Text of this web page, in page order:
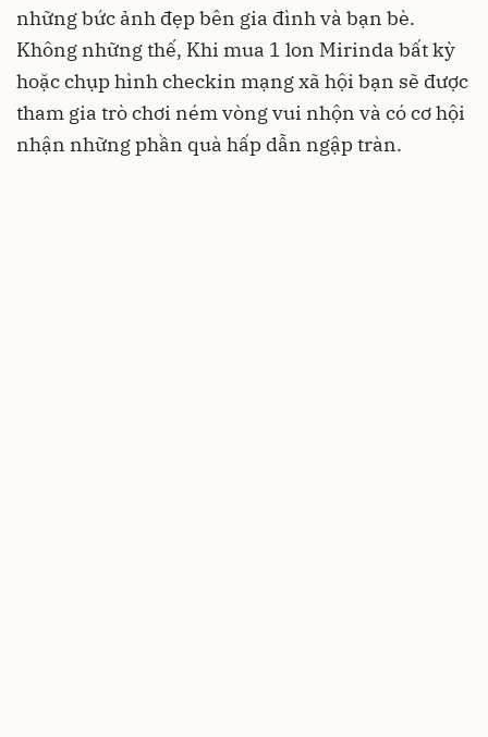
những bức ảnh đẹp bên gia đình và bạn bè.
Không những thế, Khi mua 1 lon Mirinda bất kỳ
hoặc chụp hình checkin mạng xã hội bạn sẽ được
tham gia trò chơi ném vòng vui nhộn và có cơ hội
nhận những phần quà hấp dẫn ngập tràn.